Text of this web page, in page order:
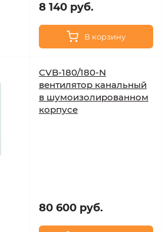
8 140 руб.
В корзину
CVB-180/180-N
вентилятор канальный
в шумоизолированном
корпусе
80 600 руб.